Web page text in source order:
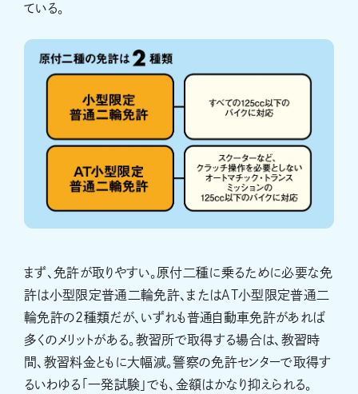
ている。
まず、免許が取りやすい。原付二種に乗るために必要な免
許は小型限定普通二輪免許、またはAT小型限定普通二
輪免許の2種類だが、いずれも普通自動車免許があれば
多くのメリットがある。教習所で取得する場合は、教習時
間、教習料金ともに大幅減。警察の免許センターで取得す
るいわゆる「一発試験」でも、金額はかなり抑えられる。